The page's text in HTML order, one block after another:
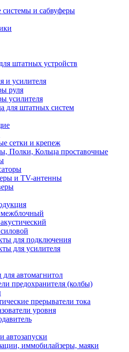
системы и сабвуферы
штатных устройств
и усилителя
руля
усилителя
для штатных систем
сетки и крепеж
Полки, Кольца проставочные
и TV-антенны
для подключения
для усилителя
для автомагнитол
предохранителя (колбы)
прерыватели тока
уровня
автозапуски
иммобилайзеры, маяки